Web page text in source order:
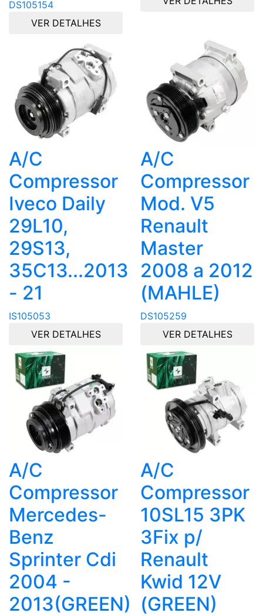
DS105154
VER DETALHES
A/C
Compressor
Iveco Daily
29L10,
29S13,
35C13...2013
- 21
IS105053
VER DETALHES
A/C
Compressor
Mod. V5
Renault
Master
2008 a 2012
(MAHLE)
DS105259
VER DETALHES
A/C
Compressor
Mercedes-
Benz
Sprinter Cdi
2004 -
2013(GREEN)
A/C
Compressor
10SL15 3PK
3Fix p/
Renault
Kwid 12V
(GREEN)